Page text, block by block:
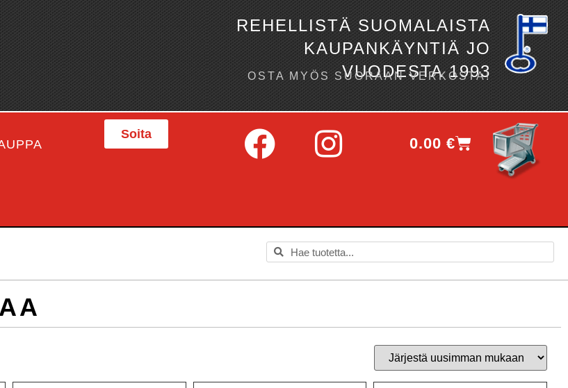
REHELLISTÄ SUOMALAISTA
KAUPANKÄYNTIÄ JO
VUODESTA 1993
OSTA MYÖS SUORAAN VERKOSTA!
Soita
0.00€